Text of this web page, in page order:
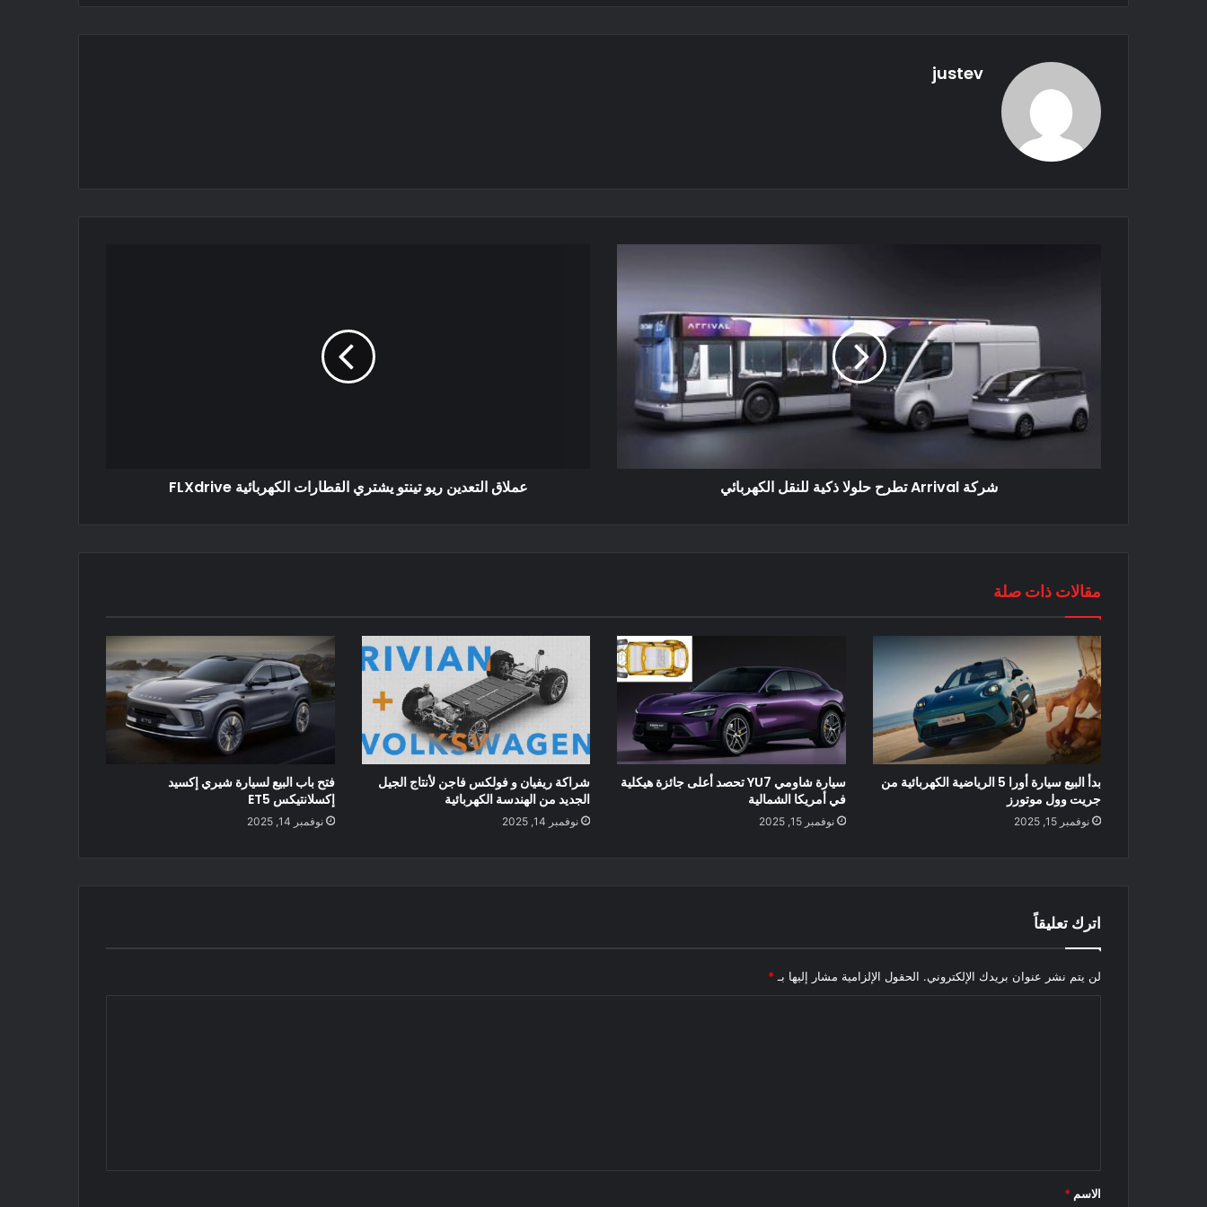
justev
شركة Arrival تطرح حلولا ذكية للنقل الكهربائي عملاق التعدين ريو تينتو يشتري القطارات الكهربائية FLXdrive
مقالات ذات صلة
بدأ البيع سيارة أورا 5 الرياضية الكهربائية من
جريت وول موتورز
نوفمبر 15, 2025
سيارة شاومي YU7 تحصد أعلى جائزة هيكلية
في أمريكا الشمالية
نوفمبر 15, 2025
شراكة ريفيان و فولكس فاجن لأنتاج الجيل
الجديد من الهندسة الكهربائية
نوفمبر 14, 2025
فتح باب البيع لسيارة شيري إكسيد
إكسلانتيكس ET5
نوفمبر 14, 2025
اترك تعليقاً
لن يتم نشر عنوان بريدك الإلكتروني. الحقول الإلزامية مشار إليها بـ *
*
الاسم *